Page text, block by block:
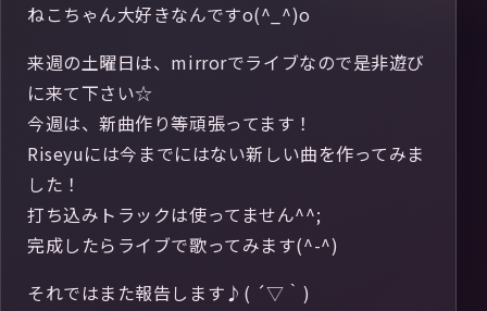
ねこちゃん大好きなんですo(^_^)o
来週の土曜日は、mirrorでライブなので是非遊び
に来て下さい☆
今週は、新曲作り等頑張ってます！
Riseyuには今までにはない新しい曲を作ってみま
した！
打ち込みトラックは使ってません^^;
完成したらライブで歌ってみます(^-^)
それではまた報告します♪( ´▽｀)